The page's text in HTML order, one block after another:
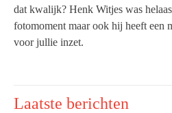
dat kwalijk? Henk Witjes was
fotomoment maar ook hij heeft een
voor jullie inzet.
Laatste berichten